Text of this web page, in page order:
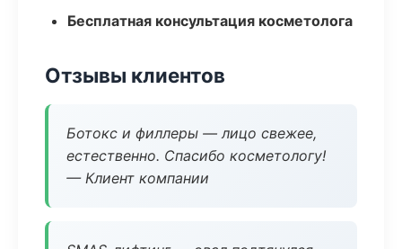
Бесплатная консультация косметолога
Отзывы клиентов
Ботокс и филлеры — лицо свежее,
естественно. Спасибо косметологу!
— Клиент компании